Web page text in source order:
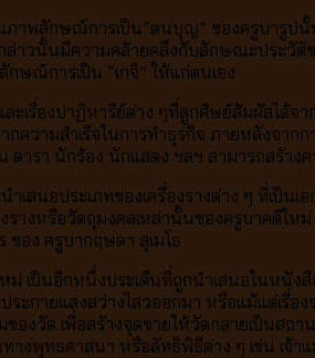
ภาพลักษณ์การเป็น“ตนบุญ” ของครูบารูป
าวนั้นมีความคล้ายคลึงกับลักษณะประวัติ
กษณ์การเป็น “เกจิ” ให้แก่ตนเอง
องปาฏิหาริย์ต่าง ๆที่ลูกศิษย์สัมผัสได้จ
วามสำเร็จในการทำธุรกิจ ภายหลังจาก
ารา นักร้อง นักแสดง ฯลฯ สามารถสร้าง
ำเสนอประเภทของเครื่องรางต่าง ๆ ที่เป็
างหรือวัตถุมงคลเหล่านั้นของครูบาคติใ
อง ครูบากฤษดา สุเมโธ
ป็นอีกหนึ่งประเด็นที่ถูกนำเสนอในหนังสื
ะกายแสงสว่างไสวออกมา หรือแม้แต่เ
องวัด เพื่อสร้างจุดขายให้วัดกลายเป็นส
างพุทธศาสนา หรือลัทธิพิธีต่าง ๆ เช่น เ